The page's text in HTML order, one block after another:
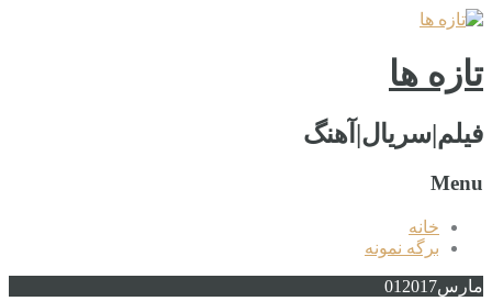
تازه ها
فیلم|سریال|آهنگ
Menu
خانه
برگه نمونه
مارس 01 2017